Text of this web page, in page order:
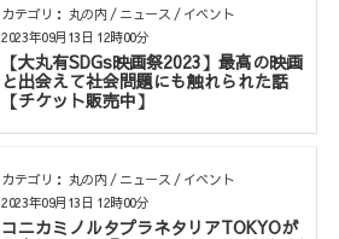
カテゴリ： 丸の内 / ニュース / イベント
【大丸有SDGs映画祭2023】最高の映画
と出会えて社会問題にも触れられた話
【チケット販売中】
2023年09月13日 12時00分
カテゴリ： 丸の内 / ニュース / イベント
コニカミノルタプラネタリアTOKYOが
2023年09月13日 12時00分